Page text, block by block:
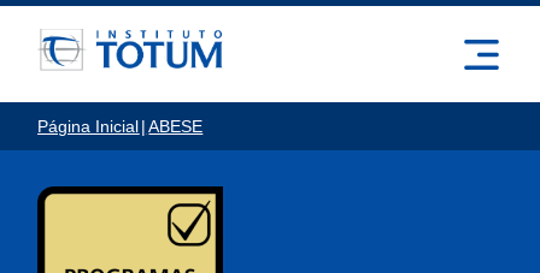
Página Inicial| ABESE